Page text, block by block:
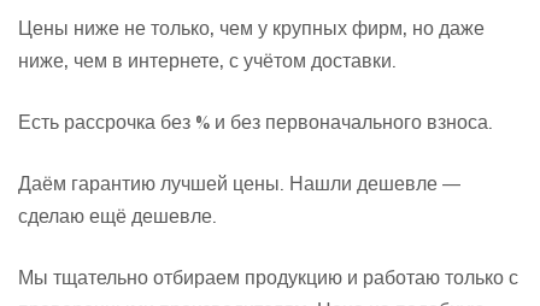
Цены ниже не только, чем у крупных фирм, но даже
ниже, чем в интернете, с учётом доставки.
Есть рассрочка без % и без первоначального взноса.
Даём гарантию лучшей цены. Нашли дешевле —
сделаю ещё дешевле.
Мы тщательно отбираем продукцию и работаю только с